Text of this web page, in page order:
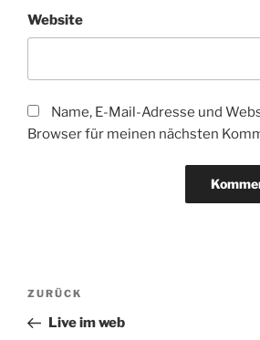
Website
Name, E-Mail-Adresse und
Browser für meinen nächsten
Beitragsnavigation
Vorheriger
Beitrag
ZURÜCK
Live im web